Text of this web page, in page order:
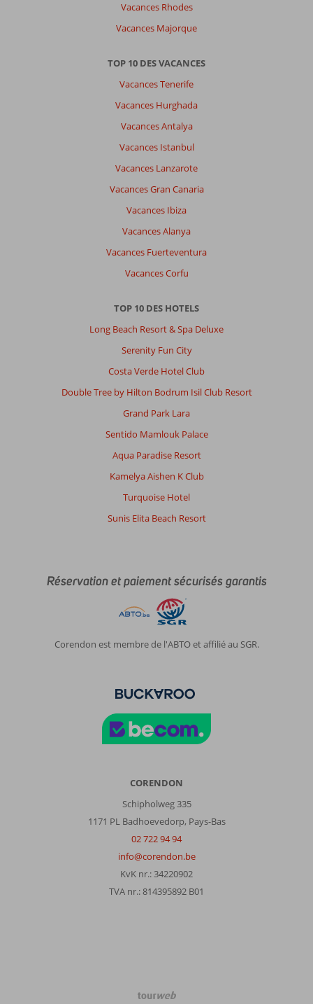
Vacances Rhodes
Vacances Majorque
TOP 10 DES VACANCES
Vacances Tenerife
Vacances Hurghada
Vacances Antalya
Vacances Istanbul
Vacances Lanzarote
Vacances Gran Canaria
Vacances Ibiza
Vacances Alanya
Vacances Fuerteventura
Vacances Corfu
TOP 10 DES HOTELS
Long Beach Resort & Spa Deluxe
Serenity Fun City
Costa Verde Hotel Club
Double Tree by Hilton Bodrum Isil Club Resort
Grand Park Lara
Sentido Mamlouk Palace
Aqua Paradise Resort
Kamelya Aishen K Club
Turquoise Hotel
Sunis Elita Beach Resort
Réservation et paiement sécurisés garantis
Corendon est membre de l'ABTO et affilié au SGR.
CORENDON
Schipholweg 335
1171 PL Badhoevedorp, Pays-Bas
02 722 94 94
info@corendon.be
KvK nr.: 34220902
TVA nr.: 814395892 B01
TourWeb